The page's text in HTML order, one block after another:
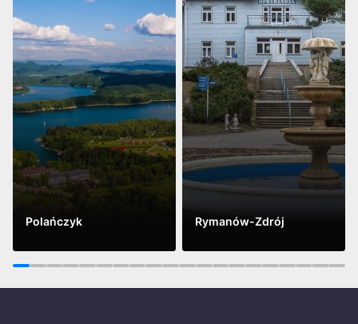
Polańczyk
Vidět víc
Rymanów-Zdrój
Vidět víc
1 2 3 4 5 6 7 8 9 10 11 1213141516 17 181920